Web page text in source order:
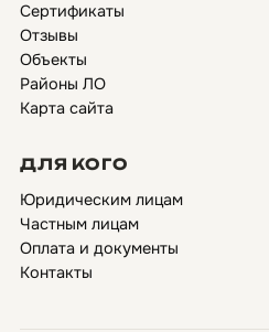
Сертификаты
Отзывы
Объекты
Районы ЛО
Карта сайта
ДЛЯ КОГО
Юридическим лицам
Частным лицам
Оплата и документы
Контакты